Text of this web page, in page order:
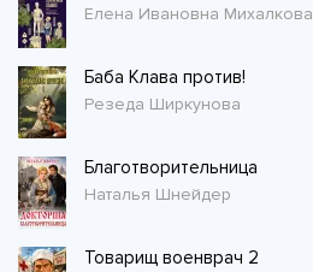
Елена Ивановна Михалкова
Баба Клава против!
Резеда Ширкунова
Благотворительница
Наталья Шнейдер
Товарищ военврач 2